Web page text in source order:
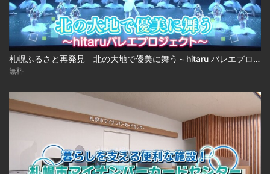
札幌ふるさと再発見 北の大地で優美に舞う～hitaru バレエプロジェクト～
無料